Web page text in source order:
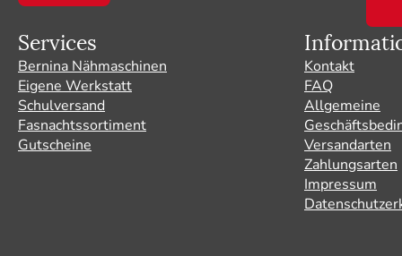
Services
Bernina Nähmaschinen
Eigene Werkstatt
Schulversand
Fasnachtssortiment
Gutscheine
Kontakt
FAQ
Allgemeine
Versandarten
Zahlungsarten
Impressum